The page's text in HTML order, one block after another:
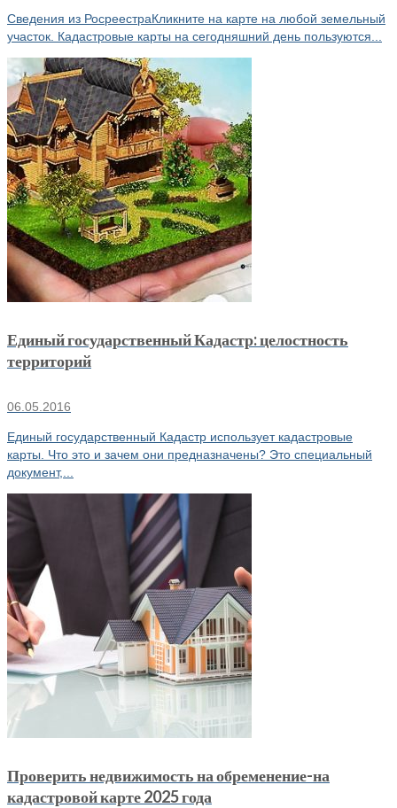
Сведения из РосреестраКликните на карте на любой земельный
участок. Кадастровые карты на сегодняшний день пользуются...
Единый государственный Кадастр: целостность
территорий
06.05.2016
Единый государственный Кадастр использует кадастровые
карты. Что это и зачем они предназначены? Это специальный
документ,...
Проверить недвижимость на обременение-на
кадастровой карте 2025 года